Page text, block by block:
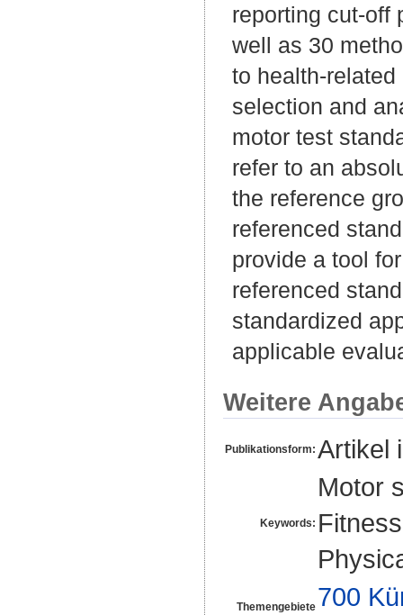
reporting cut-off
well as 30
to health-
selection and
motor test
refer to an
the reference
referenced
provide a tool
referenced
standardized
applicable
Weitere
Publikationsform: Artikel
Keywords:
Motor
Themengebiete 700